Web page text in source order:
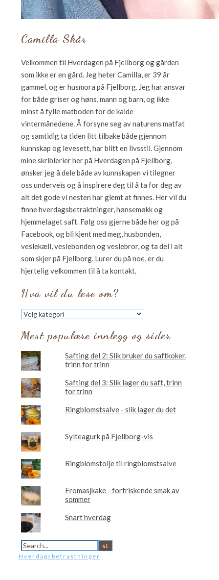
Camilla Skår
Velkommen til Hverdagen på Fjellborg og gården
som ikke er en gård. Jeg heter Camilla, er 39 år
gammel, og er husmora på Fjellborg. Jeg har ansvar
for både griser og høns, mann og barn, og ikke
minst å fylle matboden for de kalde
vintermånedene. Å forsyne seg av naturens matfat
og samtidig ta tiden litt tilbake både gjennom
kunnskap og levesett, har blitt en livsstil. Gjennom
mine skriblerier her på Hverdagen på Fjellborg,
ønsker jeg å dele både av kunnskapen vi tilegner
oss underveis og å inspirere deg til å ta for deg av
alt det gode vi nesten har glemt at finnes. Her vil du
finne hverdagsbetraktninger, hønsemøkk og
hjemmelaget saft. Følg oss gjerne både her og på
Facebook, og bli kjent med meg, husbonden,
veslekæll, veslebonden og veslebror, og ta del i alt
som skjer på Fjellborg. Lurer du på noe, er du
hjertelig velkommen til å ta kontakt.
Hva vil du lese om?
Hva
vil
du
lese
Mest populære innlegg og sider
Safting del 2: Slik bruker du saftkoker,
trinn for trinn
Safting del 3: Slik lager du saft, trinn
for trinn
Ringblomstsalve - slik lager du det
Sylteagurk på Fjellborg-vis
Ringblomstolje til ringblomstsalve
Fromasjkake - forfriskende smak av
sommer
Snart hverdag
Hverdagsbetraktninger